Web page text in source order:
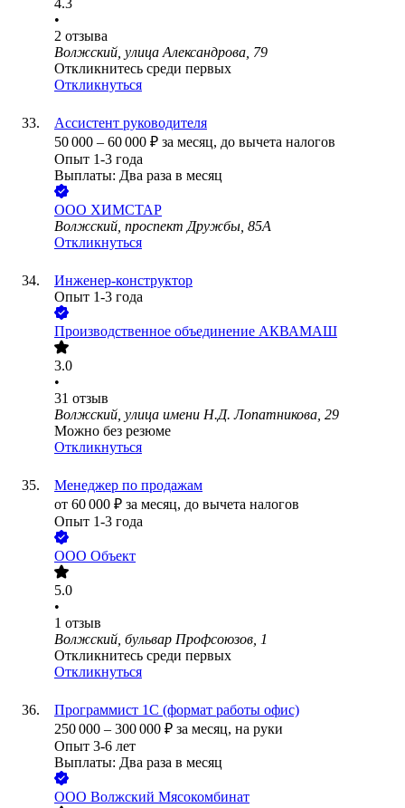
4.3
•
2 отзыва
Волжский, улица Александрова, 79
Откликнитесь среди первых
Откликнуться
Ассистент руководителя
50 000 – 60 000 ₽ за месяц, до вычета налогов
Опыт 1-3 года
Выплаты: Два раза в месяц
ООО ХИМСТАР
Волжский, проспект Дружбы, 85А
Откликнуться
Инженер-конструктор
Опыт 1-3 года
Производственное объединение АКВАМАШ
3.0
•
31 отзыв
Волжский, улица имени Н.Д. Лопатникова, 29
Можно без резюме
Откликнуться
Менеджер по продажам
от 60 000 ₽ за месяц, до вычета налогов
Опыт 1-3 года
ООО Объект
5.0
•
1 отзыв
Волжский, бульвар Профсоюзов, 1
Откликнитесь среди первых
Откликнуться
Программист 1С (формат работы офис)
250 000 – 300 000 ₽ за месяц, на руки
Опыт 3-6 лет
Выплаты: Два раза в месяц
ООО Волжский Мясокомбинат